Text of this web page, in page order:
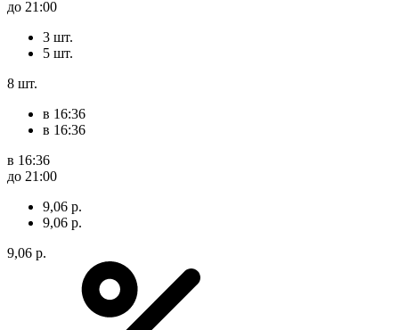
до 21:00
3 шт.
5 шт.
8 шт.
в 16:36
в 16:36
в 16:36
до 21:00
9,06 р.
9,06 р.
9,06 р.